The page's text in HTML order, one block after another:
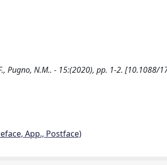
Pugno, N.M.. - 15:(2020), pp. 1-2. [10.1088/
App., Postface)